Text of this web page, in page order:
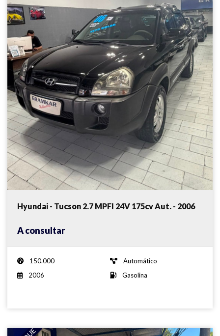
Hyundai - Tucson 2.7 MPFI 24V 175cv Aut. - 2006
A consultar
150.000
Automático
2006
Gasolina